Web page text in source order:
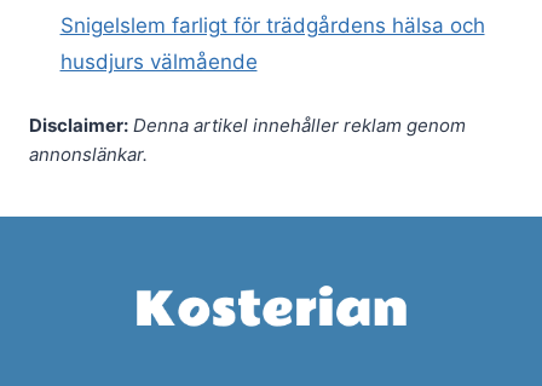
Snigelslem farligt för trädgårdens hälsa och
husdjurs välmående
Disclaimer: Denna artikel innehåller reklam genom
annonslänkar.